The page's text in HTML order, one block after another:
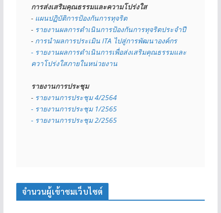
การส่งเสริมคุณธรรมและความโปร่งใส
- แผนปฏิบัติการป้องกันการทุจริต
- รายงานผลการดำเนินการป้องกันการทุจริตประจำปี
- การนำผลการประเมิน ITA ไปสู่การพัฒนาองค์กร
- รายงานผลการดำเนินการเพื่อส่งเสริมคุณธรรมและ
ควาโปร่งใสภายในหน่วยงาน
รายงานการประชุม
- รายงานการประชุม 4/2564
- รายงานการประชุม 1/2565
- รายงานการประชุม 2/2565
จำนวนผู้เข้าชมเว็บไซต์